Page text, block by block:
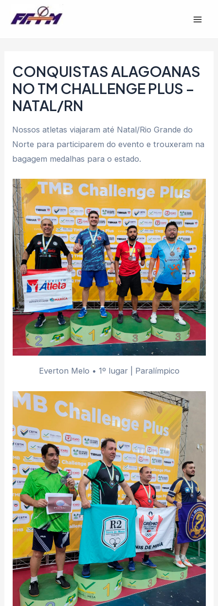
para
CONQUISTAS ALAGOANAS
NO TM CHALLENGE PLUS –
NATAL/RN
Nossos atletas viajaram até Natal/Rio Grande do
Norte para participarem do evento e trouxeram na
bagagem medalhas para o estado.
Everton Melo • 1º lugar | Paralímpico
navigation